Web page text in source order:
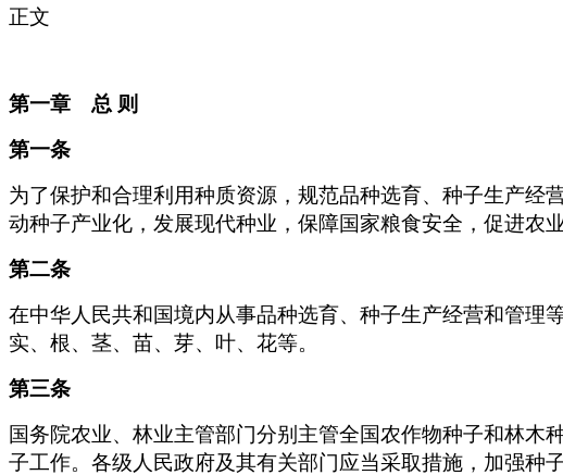
正文
第一章 总 则
第一条
为了保护和合理利用种质资源，规范品种选育、种子生产经
动种子产业化，发展现代种业，保障国家粮食安全，促进农
第二条
在中华人民共和国境内从事品种选育、种子生产经营和管理
实、根、茎、苗、芽、叶、花等。
第三条
国务院农业、林业主管部门分别主管全国农作物种子和林木
子工作。各级人民政府及其有关部门应当采取措施，加强种